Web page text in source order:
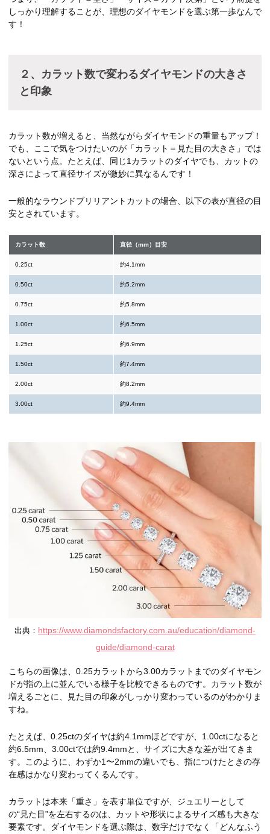
しっかり理解することが、理想のダイヤモンドを選ぶ第一歩なんで
す！
２、カラット数で変わるダイヤモンドの大きさ
と印象
カラット数が増えると、当然ながらダイヤモンドの重量もアップ！
でも、ここで気をつけたいのが「カラット＝見た目の大きさ」では
ないという点。たとえば、同じ1カラットのダイヤでも、カットの
深さによって直径サイズが微妙に異なるんです！
一般的なラウンドブリリアントカットの場合、以下の表が直径の目
安とされています。
カラット数 直径（mm）目安
0.25ct 約4.1mm
0.50ct 約5.2mm
0.75ct 約5.8mm
1.00ct 約6.5mm
1.25ct 約6.9mm
1.50ct 約7.4mm
2.00ct 約8.2mm
3.00ct 約9.4mm
出典： https://www.diamondsfactory.com.au/education/diamond-
guide/diamond-carat
こちらの画像は、0.25カラットから3.00カラットまでのダイヤモン
ドが指の上に並んでいる様子を比較できるものです。カラット数が
増えるごとに、見た目の印象がしっかり変わっているのがわかりま
すね。
たとえば、0.25ctのダイヤは約4.1mmほどですが、1.00ctになると
約6.5mm、3.00ctでは約9.4mmと、サイズに大きな差が出てきま
す。このように、わずか1〜2mmの違いでも、指につけたときの存
在感はかなり変わってくるんです。
カラットは本来「重さ」を表す単位ですが、ジュエリーとして
の“見た目”を左右するのは、カットや形状によるサイズ感も大きな
要素です。ダイヤモンドを選ぶ際は、数字だけでなく「どんなふう